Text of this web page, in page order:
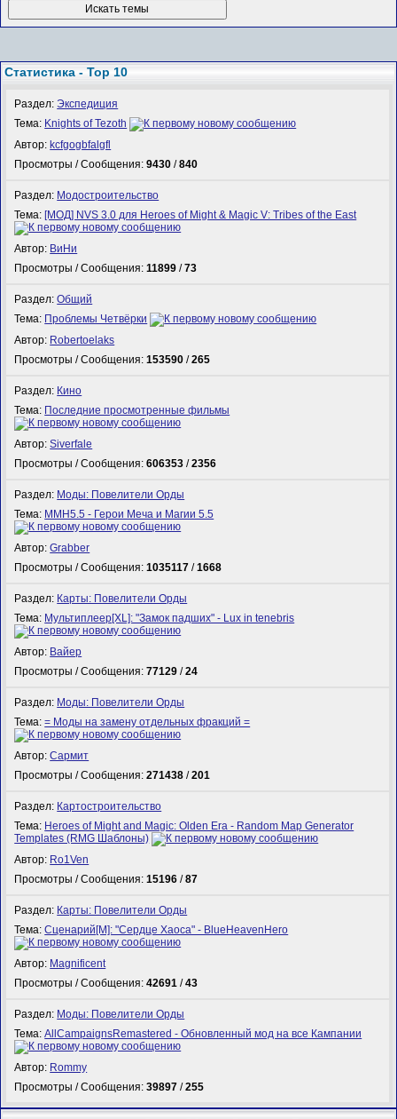
Статистика - Top 10
Раздел:Экспедиция
Тема: Knights of Tezoth
Автор: kcfgogbfalgfl
Просмотры / Сообщения:9430 /840
Раздел: Модостроительство
Тема: [МОД] NVS 3.0 для Heroes of Might & Magic V: Tribes of the East
Автор: ВиНи
Просмотры / Сообщения:11899 /73
Раздел:Общий
Тема: Проблемы Четвёрки
Автор: Robertoelaks
Просмотры / Сообщения:153590 /265
Раздел: Кино
Тема: Последние просмотренные фильмы
Автор:Siverfale
Просмотры / Сообщения:606353 /2356
Раздел: Моды: Повелители Орды
Тема: MMH5.5 - Герои Меча и Магии 5.5
Автор:Grabber
Просмотры / Сообщения:1035117 /1668
Раздел: Карты: Повелители Орды
Тема: Мультиплеер[XL]: "Замок падших" - Lux in tenebris
Автор: Вайер
Просмотры / Сообщения:77129 /24
Раздел: Моды: Повелители Орды
Тема:= Моды на замену отдельных фракций =
Автор:Сармит
Просмотры / Сообщения:271438 /201
Раздел: Картостроительство
Тема: Heroes of Might and Magic: Olden Era - Random Map Generator
Templates (RMG Шаблоны)
Автор: Ro1Ven
Просмотры / Сообщения:15196 /87
Раздел: Карты: Повелители Орды
Тема:Сценарий[M]: "Сердце Хаоса" - BlueHeavenHero
Автор: Magnificent
Просмотры / Сообщения:42691 /43
Раздел: Моды: Повелители Орды
Тема:AllCampaignsRemastered - Обновленный мод на все Кампании
Автор: Rommy
Просмотры / Сообщения:39897 /255